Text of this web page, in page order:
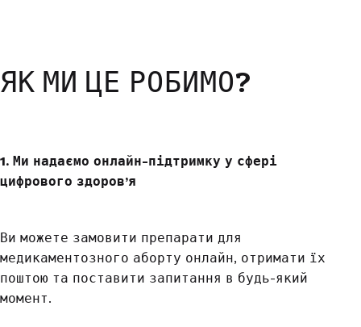
ЯК МИ ЦЕ РОБИМО?
1. Ми надаємо онлайн-підтримку у сфері
цифрового здоров’я
Ви можете замовити препарати для
медикаментозного аборту онлайн, отримати їх
поштою та поставити запитання в будь-який
момент.